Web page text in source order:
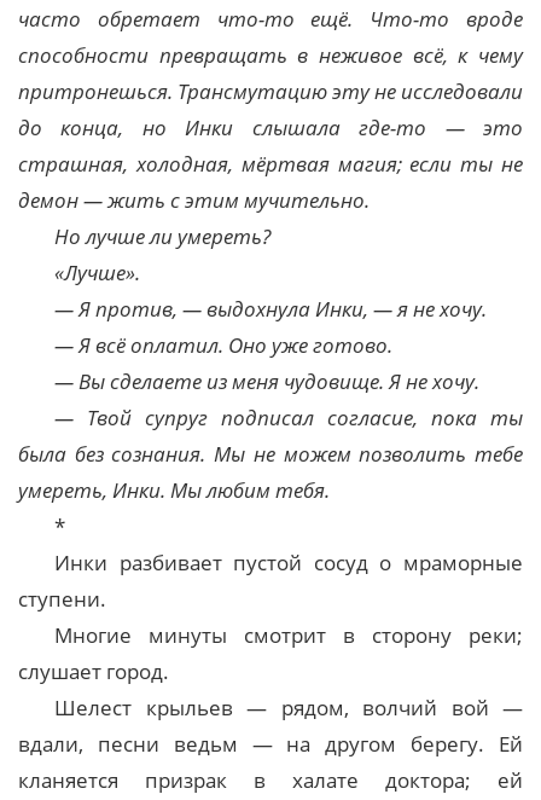
часто обретает что-то ещё. Что-то вроде
способности превращать в неживое всё, к чему
притронешься. Трансмутацию эту не исследовали
до конца, но Инки слышала где-то — это
страшная, холодная, мёртвая магия; если ты не
демон — жить с этим мучительно.
Но лучше ли умереть?
«Лучше».
— Я против, — выдохнула Инки, — я не хочу.
— Я всё оплатил. Оно уже готово.
— Вы сделаете из меня чудовище. Я не хочу.
— Твой супруг подписал согласие, пока ты
была без сознания. Мы не можем позволить тебе
умереть, Инки. Мы любим тебя.
*
Инки разбивает пустой сосуд о мраморные
ступени.
Многие минуты смотрит в сторону реки;
слушает город.
Шелест крыльев — рядом, волчий вой —
вдали, песни ведьм — на другом берегу. Ей
кланяется призрак в халате доктора; ей